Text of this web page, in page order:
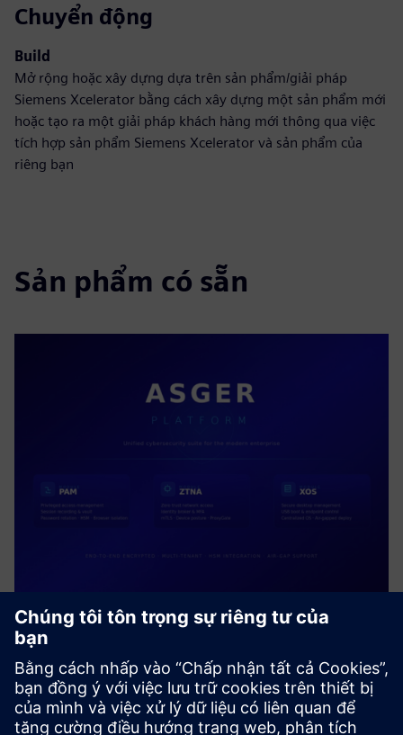
Chuyển động
Build
Mở rộng hoặc xây dựng dựa trên sản phẩm/giải pháp
Siemens Xcelerator bằng cách xây dựng một sản phẩm mới
hoặc tạo ra một giải pháp khách hàng mới thông qua việc
tích hợp sản phẩm Siemens Xcelerator và sản phẩm của
riêng bạn
Sản phẩm có sẵn
ASGER PLATFORM
Unified cybersecurity suite delivering Privileged Access
Management (PAM), Zero Trust Network Access (ZTNA),
and Secure Desktop Management (XOS). AIR-Gap resource